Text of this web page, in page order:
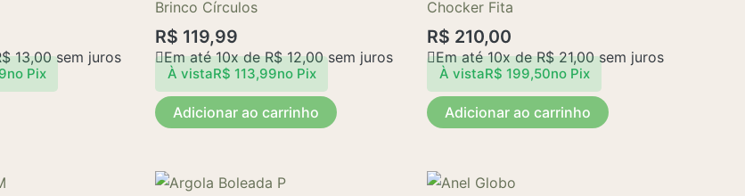
13,00sem juros
no Pix
Brinco Círculos
R$ 119,99
Em até 10x deR$12,00sem juros
À vistaR$ 113,99no Pix
Adicionar ao carrinho
Chocker Fita
R$ 210,00
Em até 10x deR$21,00sem juros
À vistaR$ 199,50no Pix
Adicionar ao carrinho